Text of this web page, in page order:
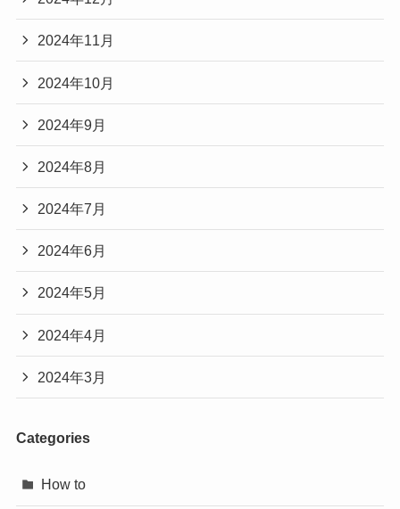
2024年11月
2024年10月
2024年9月
2024年8月
2024年7月
2024年6月
2024年5月
2024年4月
2024年3月
Categories
How to